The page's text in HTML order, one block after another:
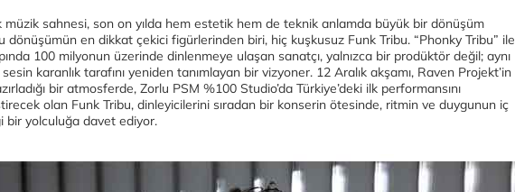
müzik sahnesi, son on yılda hem estetik hem de teknik anlamda büyük bir dönüşüm
dönüşümün en dikkat çekici figürlerinden biri, hiç kuşkusuz Funk Tribu. “Phonky Tribu” ile
100 milyonun üzerinde dinlenmeye ulaşan sanatçı, yalnızca bir prodüktör değil; aynı
karanlık tarafını yeniden tanımlayan bir vizyoner. 12 Aralık akşamı, Raven Projekt’in
bir atmosferde, Zorlu PSM %100 Studio’da Türkiye’deki ilk performansını
olan Funk Tribu, dinleyicilerini sıradan bir konserin ötesinde, ritmin ve duygunun iç
bir yolculuğa davet ediyor.